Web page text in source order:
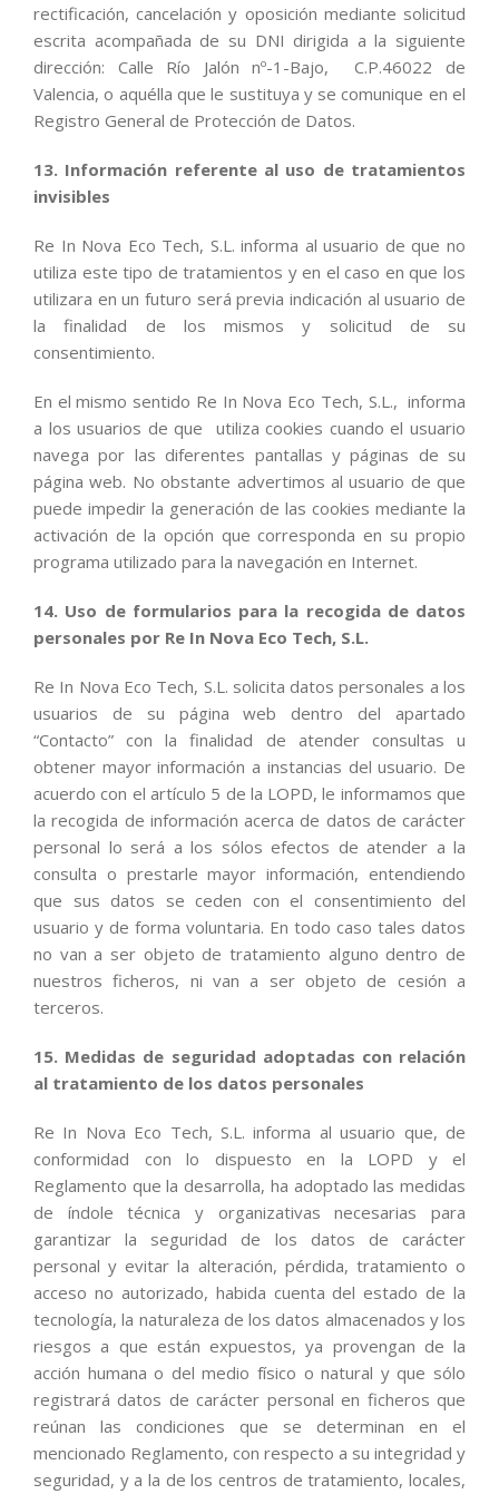
rectificación, cancelación y oposición mediante solicitud
escrita acompañada de su DNI dirigida a la siguiente
dirección: Calle Río Jalón nº-1-Bajo, C.P.46022 de
Valencia, o aquélla que le sustituya y se comunique en el
Registro General de Protección de Datos.
13. Información referente al uso de tratamientos
invisibles
Re In Nova Eco Tech, S.L. informa al usuario de que no
utiliza este tipo de tratamientos y en el caso en que los
utilizara en un futuro será previa indicación al usuario de
la finalidad de los mismos y solicitud de su
consentimiento.
En el mismo sentido Re In Nova Eco Tech, S.L., informa
a los usuarios de que utiliza cookies cuando el usuario
navega por las diferentes pantallas y páginas de su
página web. No obstante advertimos al usuario de que
puede impedir la generación de las cookies mediante la
activación de la opción que corresponda en su propio
programa utilizado para la navegación en Internet.
14. Uso de formularios para la recogida de datos
personales por Re In Nova Eco Tech, S.L.
Re In Nova Eco Tech, S.L. solicita datos personales a los
usuarios de su página web dentro del apartado
“Contacto” con la finalidad de atender consultas u
obtener mayor información a instancias del usuario. De
acuerdo con el artículo 5 de la LOPD, le informamos que
la recogida de información acerca de datos de carácter
personal lo será a los sólos efectos de atender a la
consulta o prestarle mayor información, entendiendo
que sus datos se ceden con el consentimiento del
usuario y de forma voluntaria. En todo caso tales datos
no van a ser objeto de tratamiento alguno dentro de
nuestros ficheros, ni van a ser objeto de cesión a
terceros.
15. Medidas de seguridad adoptadas con relación
al tratamiento de los datos personales
Re In Nova Eco Tech, S.L. informa al usuario que, de
conformidad con lo dispuesto en la LOPD y el
Reglamento que la desarrolla, ha adoptado las medidas
de índole técnica y organizativas necesarias para
garantizar la seguridad de los datos de carácter
personal y evitar la alteración, pérdida, tratamiento o
acceso no autorizado, habida cuenta del estado de la
tecnología, la naturaleza de los datos almacenados y los
riesgos a que están expuestos, ya provengan de la
acción humana o del medio físico o natural y que sólo
registrará datos de carácter personal en ficheros que
reúnan las condiciones que se determinan en el
mencionado Reglamento, con respecto a su integridad y
seguridad, y a la de los centros de tratamiento, locales,